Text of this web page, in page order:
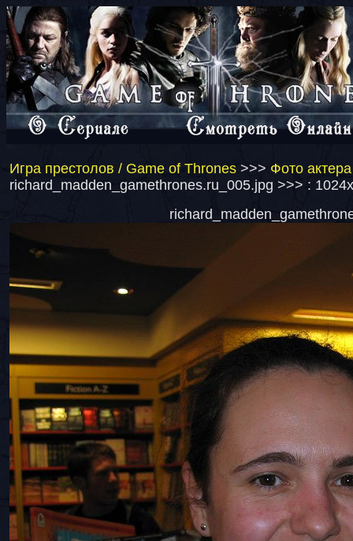
Игра престолов / Game of Thrones >>> Фото
richard_madden_gamethrones.ru_005.jpg >>> :